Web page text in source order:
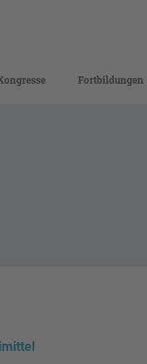
Fortbildungen